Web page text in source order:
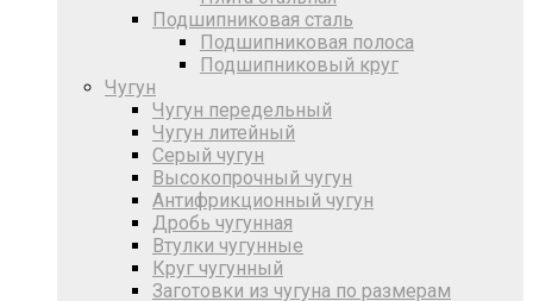
Подшипниковая сталь
Подшипниковая полоса
Подшипниковый круг
Чугун
Чугун передельный
Чугун литейный
Серый чугун
Высокопрочный чугун
Антифрикционный чугун
Дробь чугунная
Втулки чугунные
Круг чугунный
Заготовки из чугуна по размерам